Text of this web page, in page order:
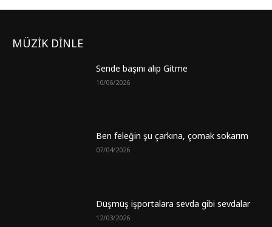
MÜZİK DİNLE
Sende başını alıp Gitme
10/06/2026
Ben feleğin şu çarkına, çomak sokarım
07/04/2026
Düşmüş işportalara sevda gibi sevdalar
12/03/2026